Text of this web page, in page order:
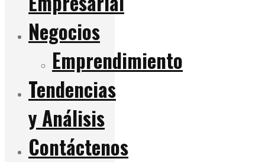
Negocios
Emprendimiento
Tendencias
y Análisis
Contáctenos